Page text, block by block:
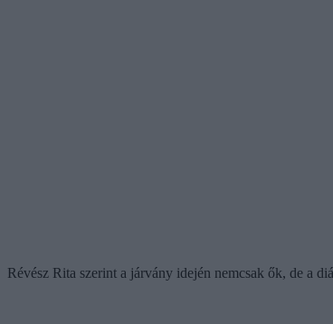
Révész Rita szerint a járvány idején nemcsak ők, de a